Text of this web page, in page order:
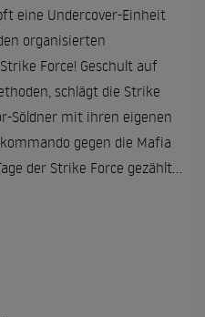
eine Undercover-Einheit
organisierten
Force! Geschult auf
schlägt die Strike
Söldner mit ihren eigenen
gegen die Mafia
der Strike Force gezählt...